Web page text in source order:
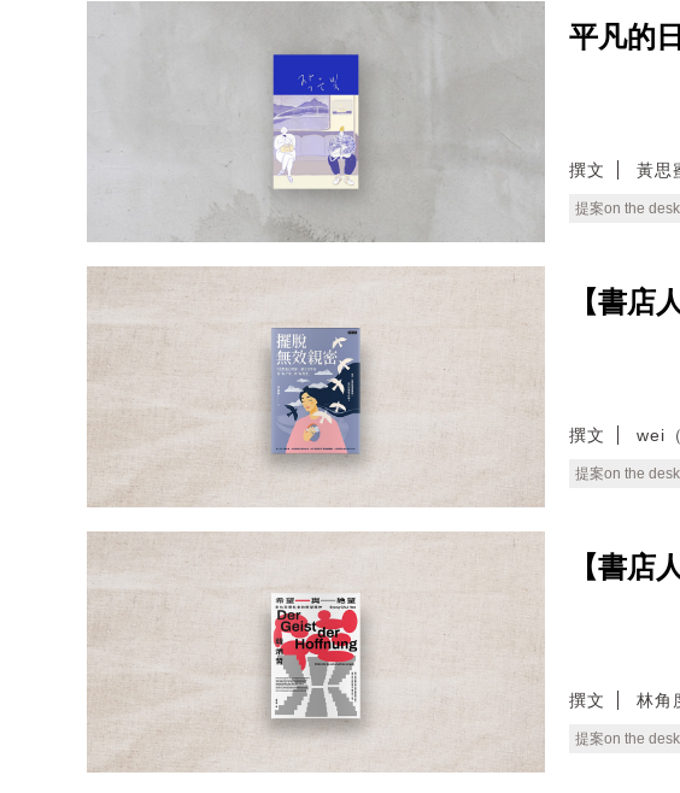
平凡的
撰文 黃思
提案on the desk
【書店
撰文 wei
提案on the desk
【書店
撰文 林角
提案on the desk